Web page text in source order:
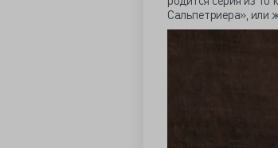
Сальпетриера», или